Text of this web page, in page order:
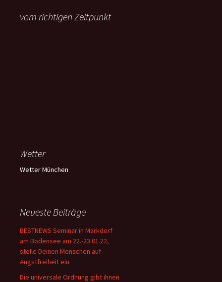
vom richtigen Zeitpunkt
Wetter
Wetter München
Neueste Beiträge
BESTNEWS Seminar in Markdorf
am Bodensee am 22.-23.01.22,
stelle Deinen Menschen auf
Angstfreiheit ein
Die universale Ordnung gibt ihnen